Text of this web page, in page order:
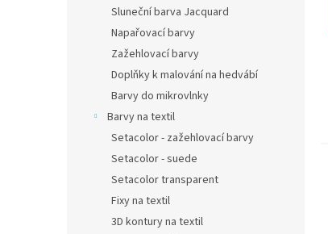
Sluneční barva Jacquard
Napařovací barvy
Zažehlovací barvy
Doplňky k malování na hedvábí
Barvy do mikrovlnky
Barvy na textil
Setacolor - zažehlovací barvy
Setacolor - suede
Setacolor transparent
Fixy na textil
3D kontury na textil